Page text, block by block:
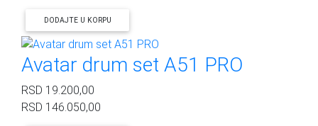
DODAJTE U KORPU
Avatar drum set A51 PRO
RSD 19.200,00
RSD 146.050,00